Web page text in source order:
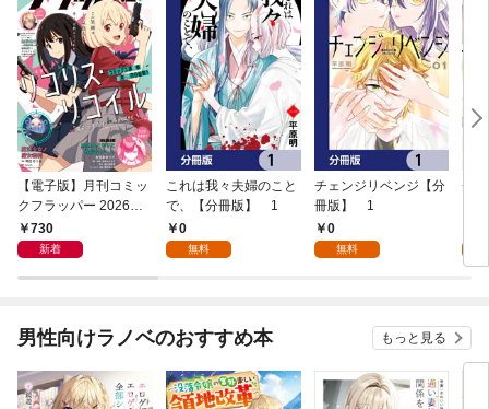
【電子版】月刊コミッ
クフラッパー 2026年9
月号730
新着
これは我々夫婦のこと
で、【分冊版】 1
0
無料
チェンジリベンジ【分
冊版】 1
0
無料
チ
男性向けラノベのおすすめ本 もっと見る